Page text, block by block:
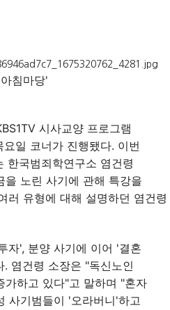
침마당'
시사교양 프로그램
일 코너가 진행됐다. 이번
한국범죄학연구소 염건령
을 노린 사기에 관해 특강을
러 유형에 대해 설명하던 염건령
자', 분양 사기에 이어 '결혼
염건령 소장은 "독신노인
가하고 있다"고 말하며 "혼자
사기범들이 '오라버니'하고